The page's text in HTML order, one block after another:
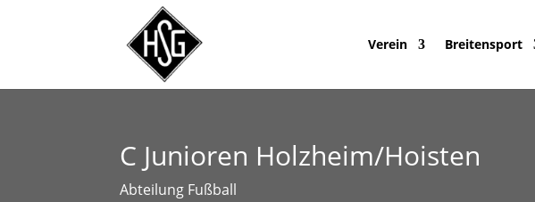
Verein Breitensport
C Junioren Holzheim/Hoisten
Abteilung Fußball